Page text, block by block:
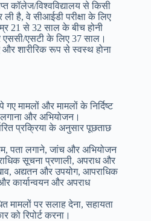
कॉलेज/विश्वविद्यालय से किसी
है, वे सीआईडी ​​परीक्षा के लिए
21 से 32 साल के बीच होनी
एसटी के लिए 37 साल।
और शारीरिक रूप से स्वस्थ होना
गए मामलों और मामलों के निर्दिष्ट
और अभियोजन।
प्रक्रिया के अनुसार पूछताछ
पता लगाने, जांच और अभियोजन
सूचना प्रणाली, अपराध और
अद्यतन और उपयोग, आपराधिक
कार्यान्वयन और अपराध
पर सलाह देना, सहायता
को रिपोर्ट करना।